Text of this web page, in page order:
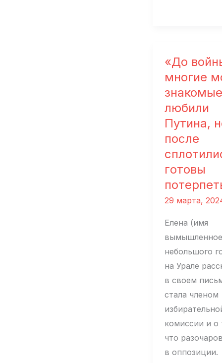
«До
многие
любили
Путина,
после
готовы
29 марта,
Елена (имя
небольшого
на Урале
в своем
стала членом
комиссии и о
что
в оппозиции.